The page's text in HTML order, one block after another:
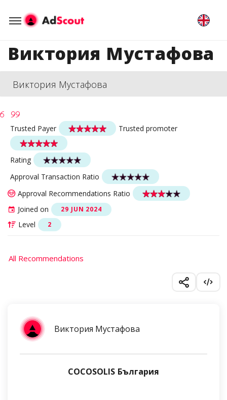
Виктория Мустафова
Виктория Мустафова
Trusted Payer Trusted promoter
Rating
Approval Transaction Ratio
Approval Recommendations Ratio
Joined on
29 JUN 2024
Level 2
All Recommendations
Виктория Мустафова
COCOSOLIS България